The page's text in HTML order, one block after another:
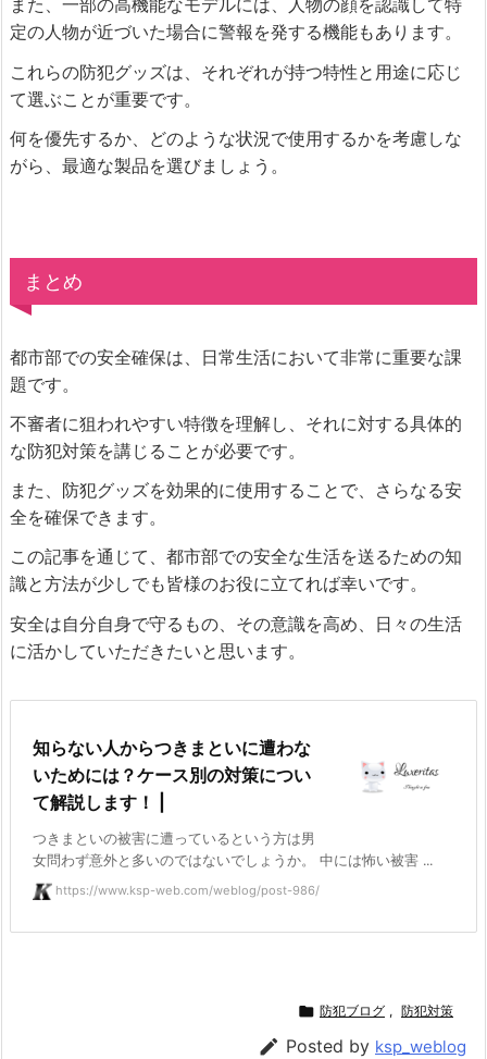
また、一部の高機能なモデルには、人物の顔を認識して特
定の人物が近づいた場合に警報を発する機能もあります。
これらの防犯グッズは、それぞれが持つ特性と用途に応じ
て選ぶことが重要です。
何を優先するか、どのような状況で使用するかを考慮しな
がら、最適な製品を選びましょう。
まとめ
都市部での安全確保は、日常生活において非常に重要な課
題です。
不審者に狙われやすい特徴を理解し、それに対する具体的
な防犯対策を講じることが必要です。
また、防犯グッズを効果的に使用することで、さらなる安
全を確保できます。
この記事を通じて、都市部での安全な生活を送るための知
識と方法が少しでも皆様のお役に立てれば幸いです。
安全は自分自身で守るもの、その意識を高め、日々の生活
に活かしていただきたいと思います。
知らない人からつきまといに遭わな
いためには？ケース別の対策につい
て解説します！ |
つきまといの被害に遭っているという方は男
女問わず意外と多いのではないでしょうか。 中には怖い被害 ...
https://www.ksp-web.com/weblog/post-986/
 防犯ブログ , 防犯対策
 Posted by ksp_weblog